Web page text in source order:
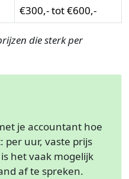
€300,- tot €600,-
die sterk per
je accountant hoe
per uur, vaste prijs
het vaak mogelijk
af te spreken.